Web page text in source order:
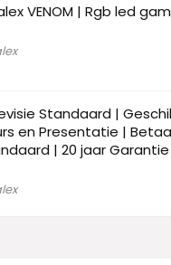
VENOM | Rgb led
Standaard |
en Presentatie |
| 20 jaar Garantie